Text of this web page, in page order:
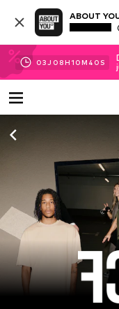
ABOUT
03J 08H10M 39 S